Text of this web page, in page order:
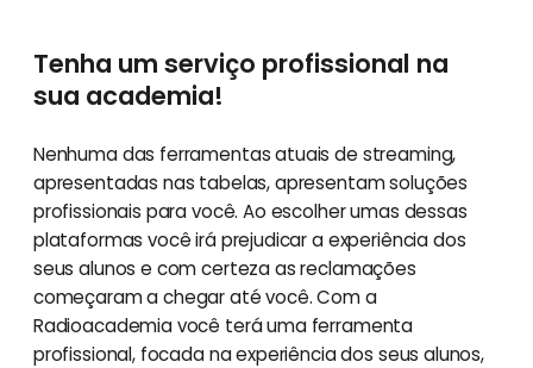
Tenha um serviço profissional na
sua academia!
Nenhuma das ferramentas atuais de streaming,
apresentadas nas tabelas, apresentam soluções
profissionais para você. Ao escolher umas dessas
plataformas você irá prejudicar a experiência dos
seus alunos e com certeza as reclamações
começaram a chegar até você. Com a
Radioacademia você terá uma ferramenta
profissional, focada na experiência dos seus alunos,